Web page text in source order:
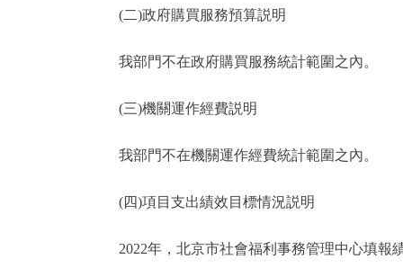
(二)政府購買服務預算説明
我部門不在政府購買服務統計範圍之內。
(三)機關運作經費説明
我部門不在機關運作經費統計範圍之內。
(四)項目支出績效目標情況説明
2022年，北京市社會福利事務管理中心填報績